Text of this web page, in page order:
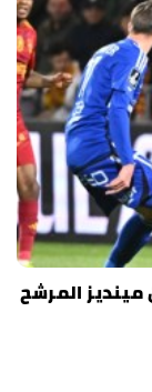
مينديز المرشح